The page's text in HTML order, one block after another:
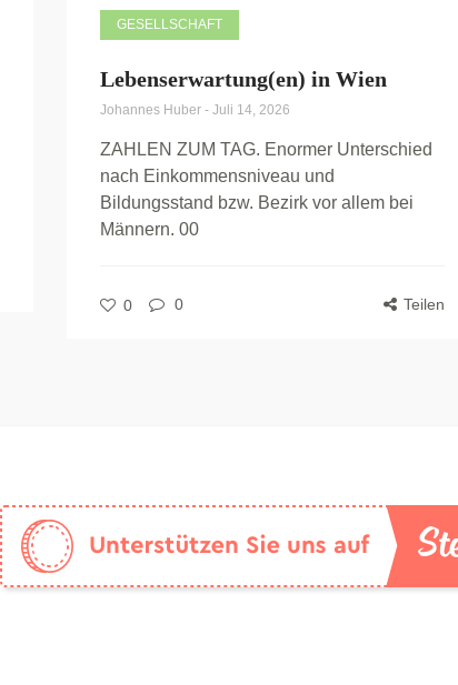
GESELLSCHAFT
Lebenserwartung(en) in Wien
Johannes Huber - Juli 14, 2026
ZAHLEN ZUM TAG. Enormer Unterschied
nach Einkommensniveau und
Bildungsstand bzw. Bezirk vor allem bei
Männern. 00
0 0 Teilen